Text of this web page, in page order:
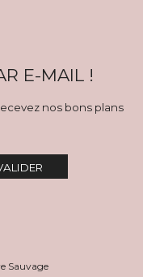
E-MAIL !
nos bons plans
Sauvage